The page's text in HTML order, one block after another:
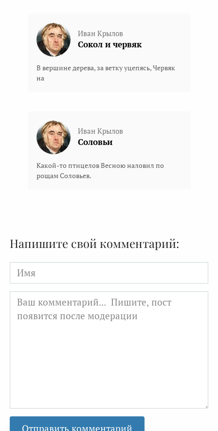
Иван Крылов
Сокол и червяк
В вершине дерева, за ветку уцепясь, Червяк
на
Иван Крылов
Соловьи
Какой-то птицелов Весною наловил по
рощам Соловьев.
Напишите свой комментарий:
Имя